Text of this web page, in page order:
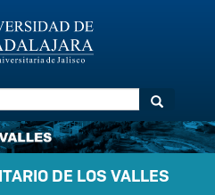
Buscar
DE LOS VALLES